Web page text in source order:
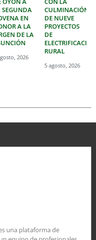
SEGUNDA
EN
A LA
DE LA
2026
CULMINACIÓN
DE NUEVE
PROYECTOS
DE
ELECTRIFICACIÓN
RURAL
5 agosto, 2026
una plataforma de